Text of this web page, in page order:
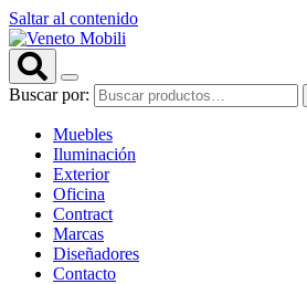
Saltar al contenido
Buscar por:
Muebles
Iluminación
Exterior
Oficina
Contract
Marcas
Diseñadores
Contacto